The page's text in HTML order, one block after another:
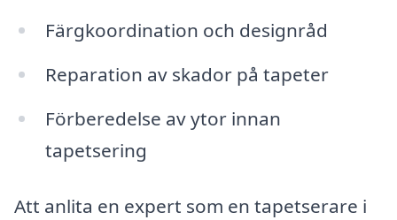
Färgkoordination och designråd
Reparation av skador på tapeter
Förberedelse av ytor innan
tapetsering
Att anlita en expert som en tapetserare i